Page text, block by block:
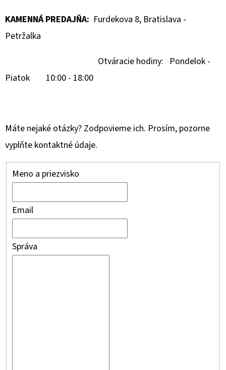
KAMENNÁ PREDAJŇA: Furdekova 8, Bratislava -
Petržalka
Otváracie hodiny: Pondelok -
Piatok 10:00 - 18:00
Máte nejaké otázky? Zodpovieme ich. Prosím, pozorne
vyplňte kontaktné údaje.
Meno a priezvisko
Email
Správa
B
U
E
T
N
Á
J
S
Ť